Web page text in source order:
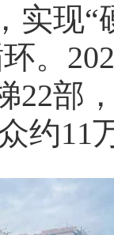
实现
。
22部
约11